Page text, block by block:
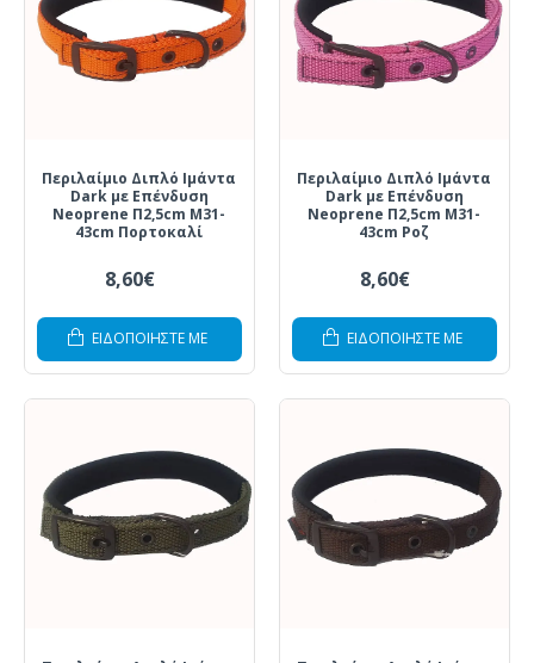
Περιλαίμιο Διπλό Ιμάντα
Dark με Επένδυση
Neoprene Π2,5cm Μ31-
43cm Πορτοκαλί
8,60€
ΕΙΔΟΠΟΙΗΣΤΕ ΜΕ
Περιλαίμιο Διπλό Ιμάντα
Dark με Επένδυση
Neoprene Π2,5cm Μ31-
43cm Ροζ
8,60€
ΕΙΔΟΠΟΙΗΣΤΕ ΜΕ